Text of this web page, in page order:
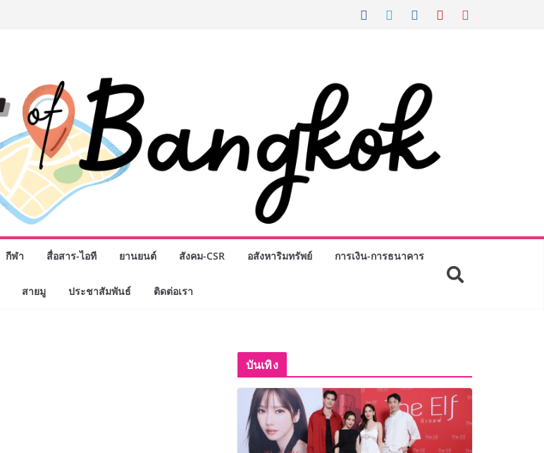
กีฬา สื่อสาร-ไอที ยานยนต์ สังคม-CSR อสังหาริมทรัพย์ การเงิน-การธนาคาร
สายมู ประชาสัมพันธ์ ติดต่อเรา
บันเทิง